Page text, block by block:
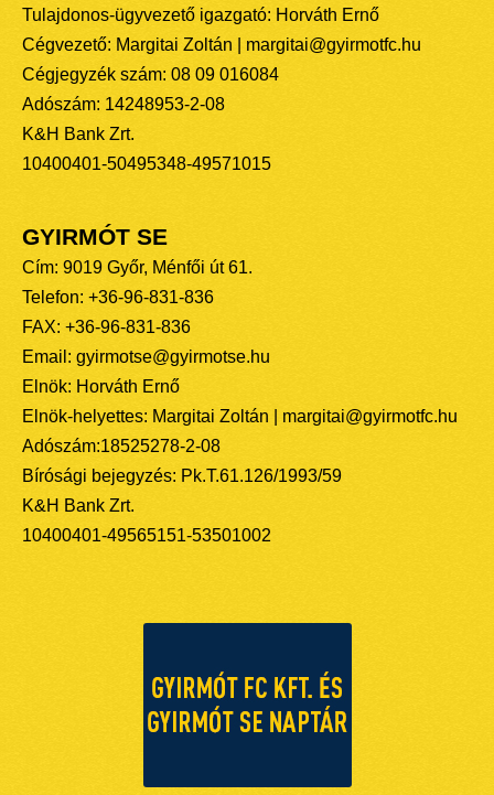
Tulajdonos-ügyvezető igazgató: Horváth Ernő
Cégvezető: Margitai Zoltán | margitai@gyirmotfc.hu
Cégjegyzék szám: 08 09 016084
Adószám: 14248953-2-08
K&H Bank Zrt.
10400401-50495348-49571015
GYIRMÓT SE
Cím: 9019 Győr, Ménfői út 61.
Telefon: +36-96-831-836
FAX: +36-96-831-836
Email: gyirmotse@gyirmotse.hu
Elnök: Horváth Ernő
Elnök-helyettes: Margitai Zoltán | margitai@gyirmotfc.hu
Adószám:18525278-2-08
Bírósági bejegyzés: Pk.T.61.126/1993/59
K&H Bank Zrt.
10400401-49565151-53501002